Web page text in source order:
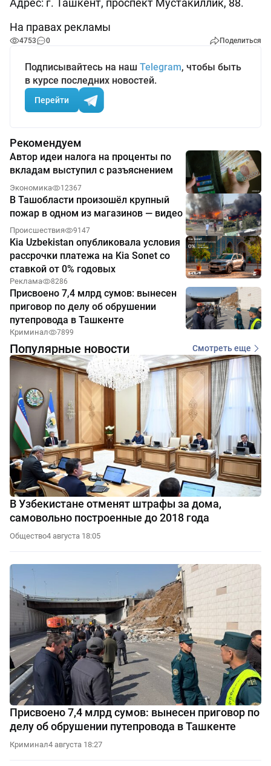
Адрес: г. Ташкент, проспект Мустакиллик, 88.
На правах рекламы
4753 0 Поделиться
Подписывайтесь на наш Telegram, чтобы быть
в курсе последних новостей.
Перейти
Рекомендуем
Автор идеи налога на проценты по
вкладам выступил с разъяснением
Экономика 12367
В Ташобласти произошёл крупный
пожар в одном из магазинов — видео
Происшествия 9147
Kia Uzbekistan опубликовала условия
рассрочки платежа на Kia Sonet со
ставкой от 0% годовых
Реклама 8286
Присвоено 7,4 млрд сумов: вынесен
приговор по делу об обрушении
путепровода в Ташкенте
Криминал 7899
Популярные новости Смотреть еще
В Узбекистане отменят штрафы за дома,
самовольно построенные до 2018 года
Общество4 августа 18:05
Присвоено 7,4 млрд сумов: вынесен приговор по
делу об обрушении путепровода в Ташкенте
Криминал4 августа 18:27